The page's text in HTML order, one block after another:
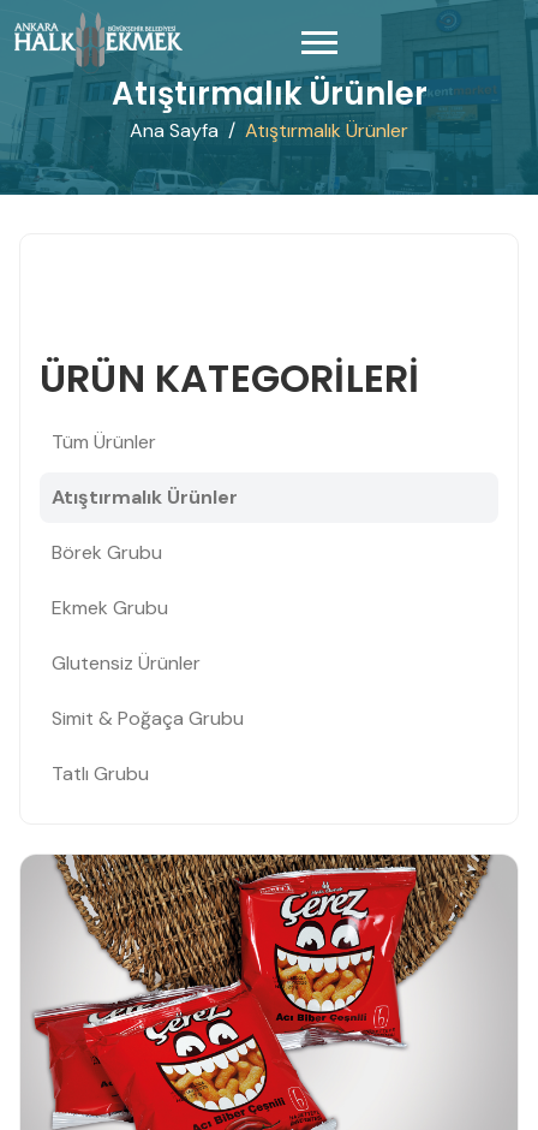
Atıştırmalık Ürünler
Ana Sayfa Atıştırmalık Ürünler
ÜRÜN KATEGORİLERİ
Tüm Ürünler
Atıştırmalık Ürünler
Börek Grubu
Ekmek Grubu
Glutensiz Ürünler
Simit & Poğaça Grubu
Tatlı Grubu